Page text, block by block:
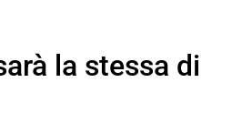
la stessa di